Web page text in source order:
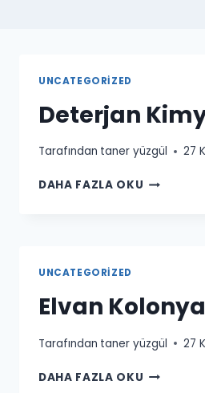
UNCATEGORIZED
Deterjan
Tarafından taner yüzgül 27
DAHA FAZLA OKU DETERJAN
UNCATEGORIZED
Elvan Kolonya
Tarafından taner yüzgül 27
DAHA FAZLA OKU ELVAN